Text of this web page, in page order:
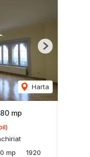
Harta
Next
mp
mp 1920